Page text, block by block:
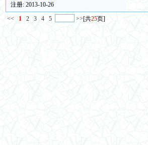
注册:2013-10-26
<< 1 2 3 4 5 >>[共25页]